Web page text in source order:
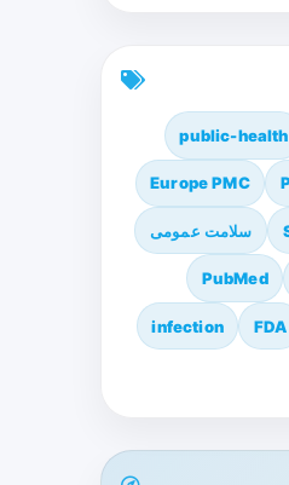
public-health
Europe PMC
سلامت عمومی
PubMed
FDA
infection